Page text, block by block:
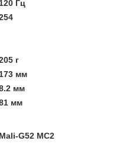
120 Гц
г
173 мм
мм
мм
Mali-G52 MC2